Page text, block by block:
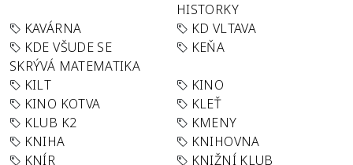
HISTORKY
KAVÁRNA
KD VLTAVA
KDE VŠUDE SE
SKRÝVÁ MATEMATIKA
KEŇA
KILT
KINO
KINO KOTVA
KLEŤ
KLUB K2
KMENY
KNIHA
KNIHOVNA
KNÍR
KNIŽNÍ KLUB